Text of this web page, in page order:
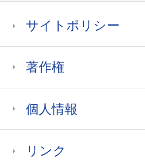
サイトポリシー
著作権
個人情報
リンク